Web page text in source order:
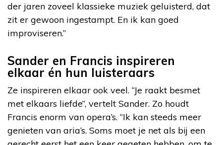
der jaren zoveel klassieke muziek geluisterd, dat
zit er gewoon ingestampt. En ik kan goed
improviseren.”
Sander en Francis inspireren
elkaar én hun luisteraars
Ze inspireren elkaar ook veel. “Je raakt besmet
met elkaars liefde”, vertelt Sander. Zo houdt
Francis enorm van opera’s. “Ik kan steeds meer
genieten van aria’s. Soms moet je net als bij een